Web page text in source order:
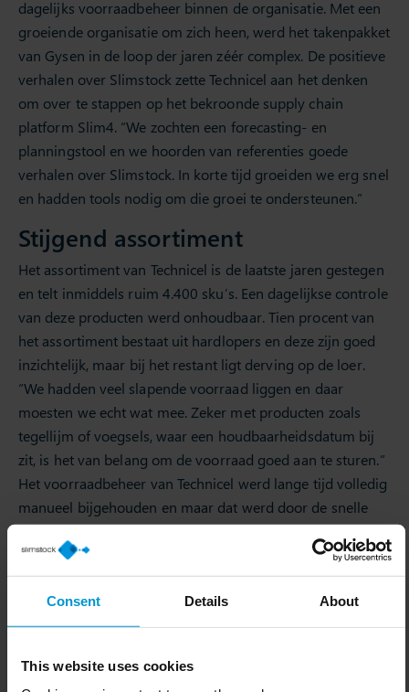
Consent Details About
This website uses cookies
dagelijks voorraadbeheer binnen de organisatie. Met een
groeiende organisatie om zich heen, werd het takenpakket
van Gysen in de loop der jaren zéér complex. De positieve
verhalen over Slimstock zette Technicel aan het denken
om over te stappen op het bekroonde supply chain
platform Slim4. “We zochten een forecasting- en
planningstool en we hoorden van referenties goede
verhalen over Slimstock. In korte tijd groeiden we erg snel
en hadden tools nodig om die groei te ondersteunen.”
Stijgend assortiment
Het assortiment van Technicel is de laatste jaren gestegen
en telt inmiddels ruim 4.400 sku’s. Een dagelijkse controle
van deze producten werd onhoudbaar. Tien procent van
het assortiment bestaat uit hardlopers en deze zijn goed
inzichtelijk, maar bij het restant ligt derving op de loer.
“We hadden veel slapende voorraad liggen en daar
moesten we echt wat mee. Zeker met producten zoals
tegellijm of voegsels, waar een houdbaarheidsdatum bij
zit, is het van belang om de voorraad goed aan te sturen.”
Het voorraadbeheer van Technicel werd lange tijd volledig
manueel bijgehouden en maar dat werd door de snelle
groei onhoudbaar. Een dagje verlof moest goed gepland
worden en tijdens vakanties ging regelmatig een laptop
mee. “We hadden weliswaar veel data en konden buigen
op een behoorlijke historie, maar we moesten alles wel
zelf analyseren”, blikt Gysen terug op de afgelopen jaren.
planningstool noodzakelijk was. Gysen raakte overtuigd